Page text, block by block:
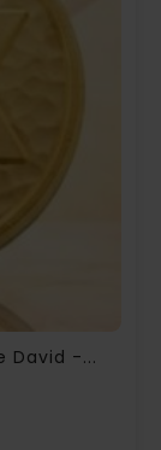
David -...